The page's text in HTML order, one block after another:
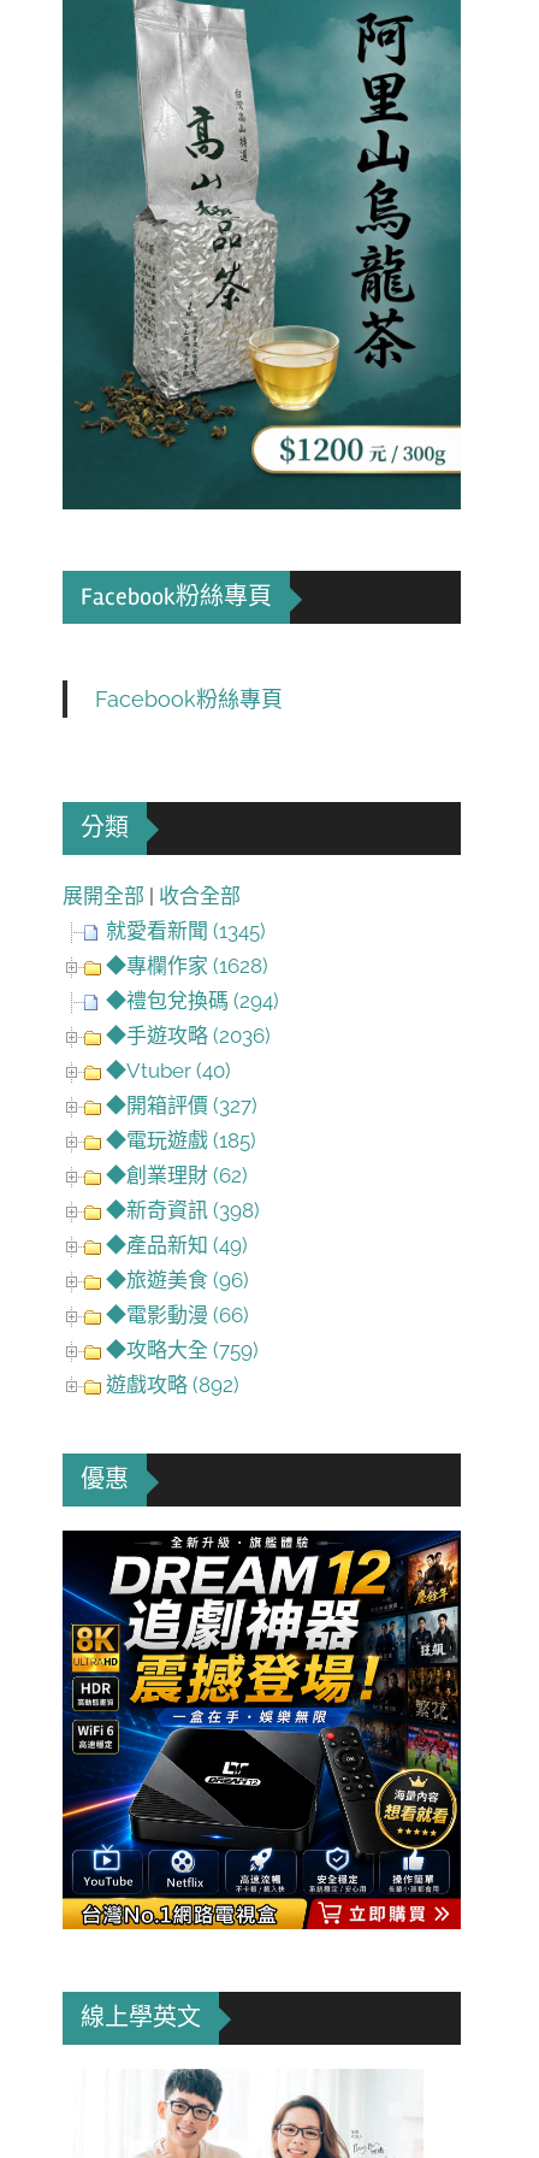
Facebook粉絲專頁
Facebook粉絲專頁
分類
展開全部 | 收合全部
就愛看新聞 (1345)
◆專欄作家 (1628)
◆禮包兌換碼 (294)
◆手遊攻略 (2036)
◆Vtuber (40)
◆開箱評價 (327)
◆電玩遊戲 (185)
◆創業理財 (62)
◆新奇資訊 (398)
◆產品新知 (49)
◆旅遊美食 (96)
◆電影動漫 (66)
◆攻略大全 (759)
遊戲攻略 (892)
優惠
線上學英文